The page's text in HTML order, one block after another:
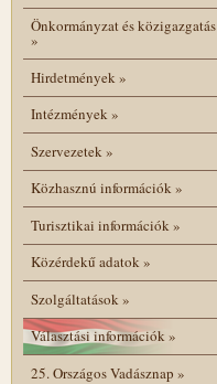
Önkormányzat és közigazgatás
»
Hirdetmények»
Intézmények»
Szervezetek»
Közhasznú információk»
Turisztikai információk»
Közérdekű adatok»
Szolgáltatások»
Választási információk»
25. Országos Vadásznap »